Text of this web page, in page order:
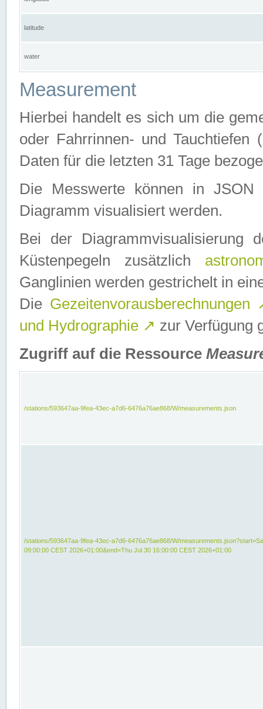
latitude
water
Measurement
Hierbei handelt es sich um die
oder Fahrrinnen- und Tauchtiefen
Daten für die letzten 31 Tage
Die Messwerte können in
Diagramm visualisiert werden.
Bei der Diagrammvisualisierung
Küstenpegeln zusätzlich
Ganglinien werden gestrichelt in
Die Gezeitenvorausberechnungen
und Hydrographie ↗ zur Verfügung
Zugriff auf die Ressource
/stations/593647aa-9fea-43ec-a7d6-6476a76ae868/W/measurements.json
/stations/593647aa-9fea-43ec-a7d6-6476a76ae868/W/
09:00:00 CEST 2026+01:00&end=Thu Jul 30 16:00:00 CEST 2026+01:00